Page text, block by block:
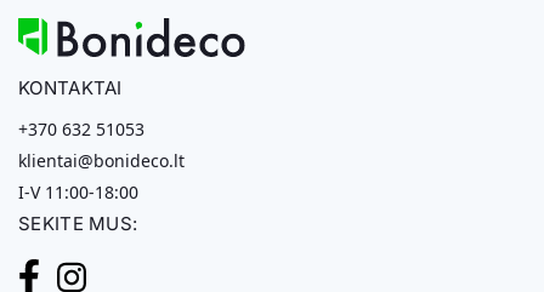
KONTAKTAI
+370 632 51053
klientai@bonideco.lt
I-V 11:00-18:00
SEKITE MUS: